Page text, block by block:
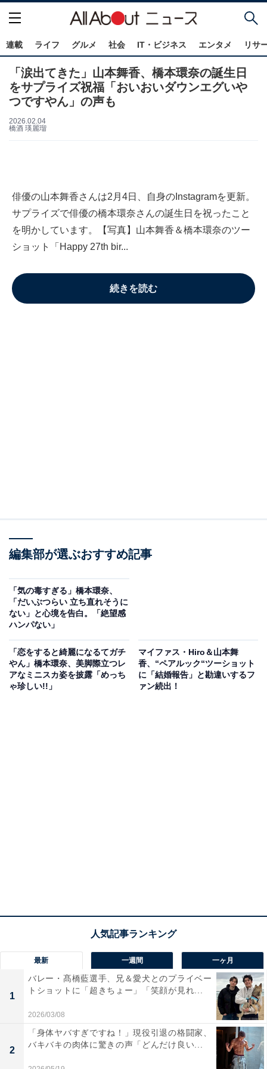
連載 ライフ グルメ 社会 IT・ビジネス エンタメ リサ
「涙出てきた」山本舞香、橋本環奈の誕生日
をサプライズ祝福「おいおいダウンエグいや
つですやん」の声も
2026.02.04
橋酒 瑛麗瑠
俳優の山本舞香さんは2月4日、自身のInstagramを更新。
サプライズで俳優の橋本環奈さんの誕生日を祝ったこと
を明かしています。【写真】山本舞香＆橋本環奈のツー
ショット「Happy 27th bir...
続きを読む
編集部が選ぶおすすめ記事
「気の毒すぎる」橋本環奈、
「だいぶつらい 立ち直れそうに
ない」と心境を告白。「絶望感
ハンパない」
「恋をすると綺麗になるてガチ
やん」橋本環奈、美脚際立つレ
アなミニスカ姿を披露「めっち
ゃ珍しい!!」
マイファス・Hiro＆山本舞
香、“ペアルック“ツーショット
に「結婚報告」と勘違いするフ
ァン続出！
最新 一週間 一ヶ月
1
バレー・髙橋藍選手、兄＆愛犬とのプライベー
トショットに「超きちょー」「笑顔が見れ...
2026/03/08
2
「身体ヤバすぎですね！」現役引退の格闘家、
バキバキの肉体に驚きの声「どんだけ良い...